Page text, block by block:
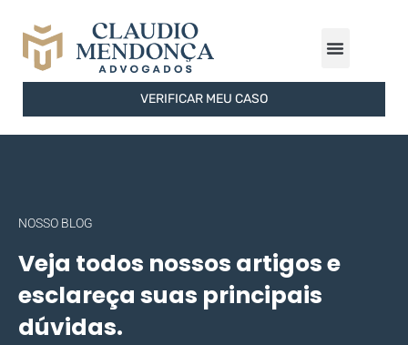
VERIFICAR MEU CASO
NOSSO BLOG
Veja todos nossos artigos e
esclareça suas principais
dúvidas.